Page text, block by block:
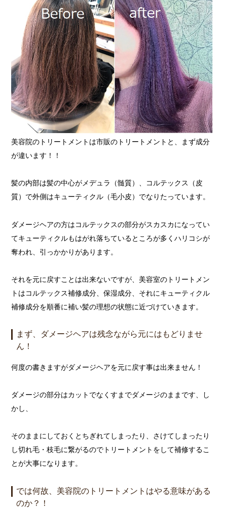
美容院のトリートメントは市販のトリートメントと、まず成分
が違います！！
髪の内部は髪の中心がメデュラ（髄質）、コルテックス（皮
質）で外側はキューティクル（毛小皮）でなりたっています。
ダメージヘアの方はコルテックスの部分がスカスカになってい
てキューティクルもはがれ落ちているところが多くハリコシが
奪われ、引っかかりがあります。
それを元に戻すことは出来ないですが、美容室のトリートメン
トはコルテックス補修成分、保湿成分、それにキューティクル
補修成分を順番に補い髪の理想の状態に近づけていきます。
まず、ダメージヘアは残念ながら元にはもどりませ
ん！
何度の書きますがダメージヘアを元に戻す事は出来ません！
ダメージの部分はカットでなくすまでダメージのままです、し
かし、
そのままにしておくとちぎれてしまったり、さけてしまったり
し切れ毛・枝毛に繋がるのでトリートメントをして補修するこ
とが大事になります。
では何故、美容院のトリートメントはやる意味がある
のか？！